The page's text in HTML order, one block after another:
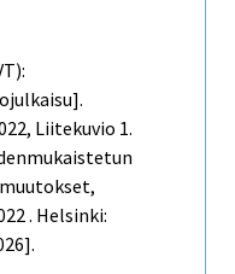
Liitekuvio 1.
. Helsinki: